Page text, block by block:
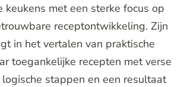
keukens met een sterke focus op
receptontwikkeling. Zijn
in het vertalen van praktische
toegankelijke recepten met verse
stappen en een resultaat